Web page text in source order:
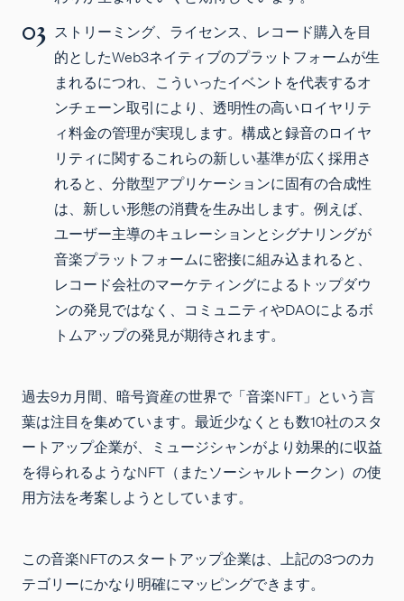
ストリーミング、ライセンス、レコード購入を目
的としたWeb3ネイティブのプラットフォームが生
まれるにつれ、こういったイベントを代表するオ
ンチェーン取引により、透明性の高いロイヤリテ
ィ料金の管理が実現します。構成と録音のロイヤ
リティに関するこれらの新しい基準が広く採用さ
れると、分散型アプリケーションに固有の合成性
は、新しい形態の消費を生み出します。例えば、
ユーザー主導のキュレーションとシグナリングが
音楽プラットフォームに密接に組み込まれると、
レコード会社のマーケティングによるトップダウ
ンの発見ではなく、コミュニティやDAOによるボ
トムアップの発見が期待されます。
過去9カ月間、暗号資産の世界で「音楽NFT」という言
葉は注目を集めています。最近少なくとも数10社のスタ
ートアップ企業が、ミュージシャンがより効果的に収益
を得られるようなNFT（またソーシャルトークン）の使
用方法を考案しようとしています。
この音楽NFTのスタートアップ企業は、上記の3つのカ
テゴリーにかなり明確にマッピングできます。